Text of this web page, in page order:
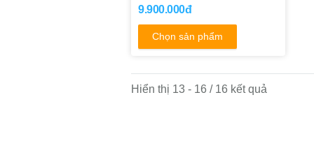
9.900.000đ
Chọn sản phẩm
Hiển thị 13 - 16 / 16 kết quả